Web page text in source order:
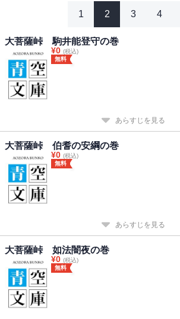
1 2 3 4
大菩薩峠 駒井能登守の巻
¥0 (税込)
無料
あらすじを見る
大菩薩峠 伯耆の安綱の巻
¥0 (税込)
無料
あらすじを見る
大菩薩峠 如法闇夜の巻
¥0 (税込)
無料